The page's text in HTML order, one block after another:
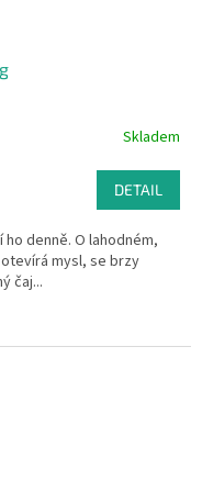
Skladem
DETAIL
denně. O lahodném,
mysl, se brzy
čaj...